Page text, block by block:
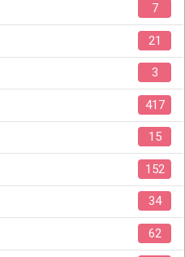
7
21
3
417
15
152
34
62